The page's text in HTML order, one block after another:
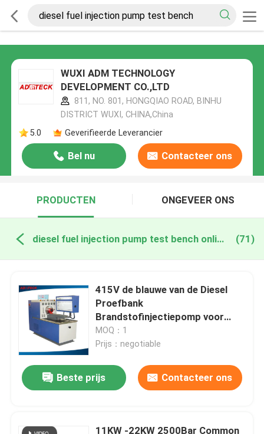
WUXI ADM TECHNOLOGY
DEVELOPMENT CO.,LTD
811, NO. 801, HONGQIAO ROAD, BINHU
DISTRICT WUXI, CHINA,China
5.0
Geverifieerde Leverancier
Bel nu Contacteer ons
PRODUCTEN ONGEVEER ONS
diesel fuel injection pump test bench online fabricage (71)
415V de blauwe van de Diesel
Proefbank
Brandstofinjectiepomp voor
Auto het Testen Machine 60L
MOQ：1
Prijs：negotiable
Beste prijs Contacteer ons
11KW -22KW 2500Bar Common